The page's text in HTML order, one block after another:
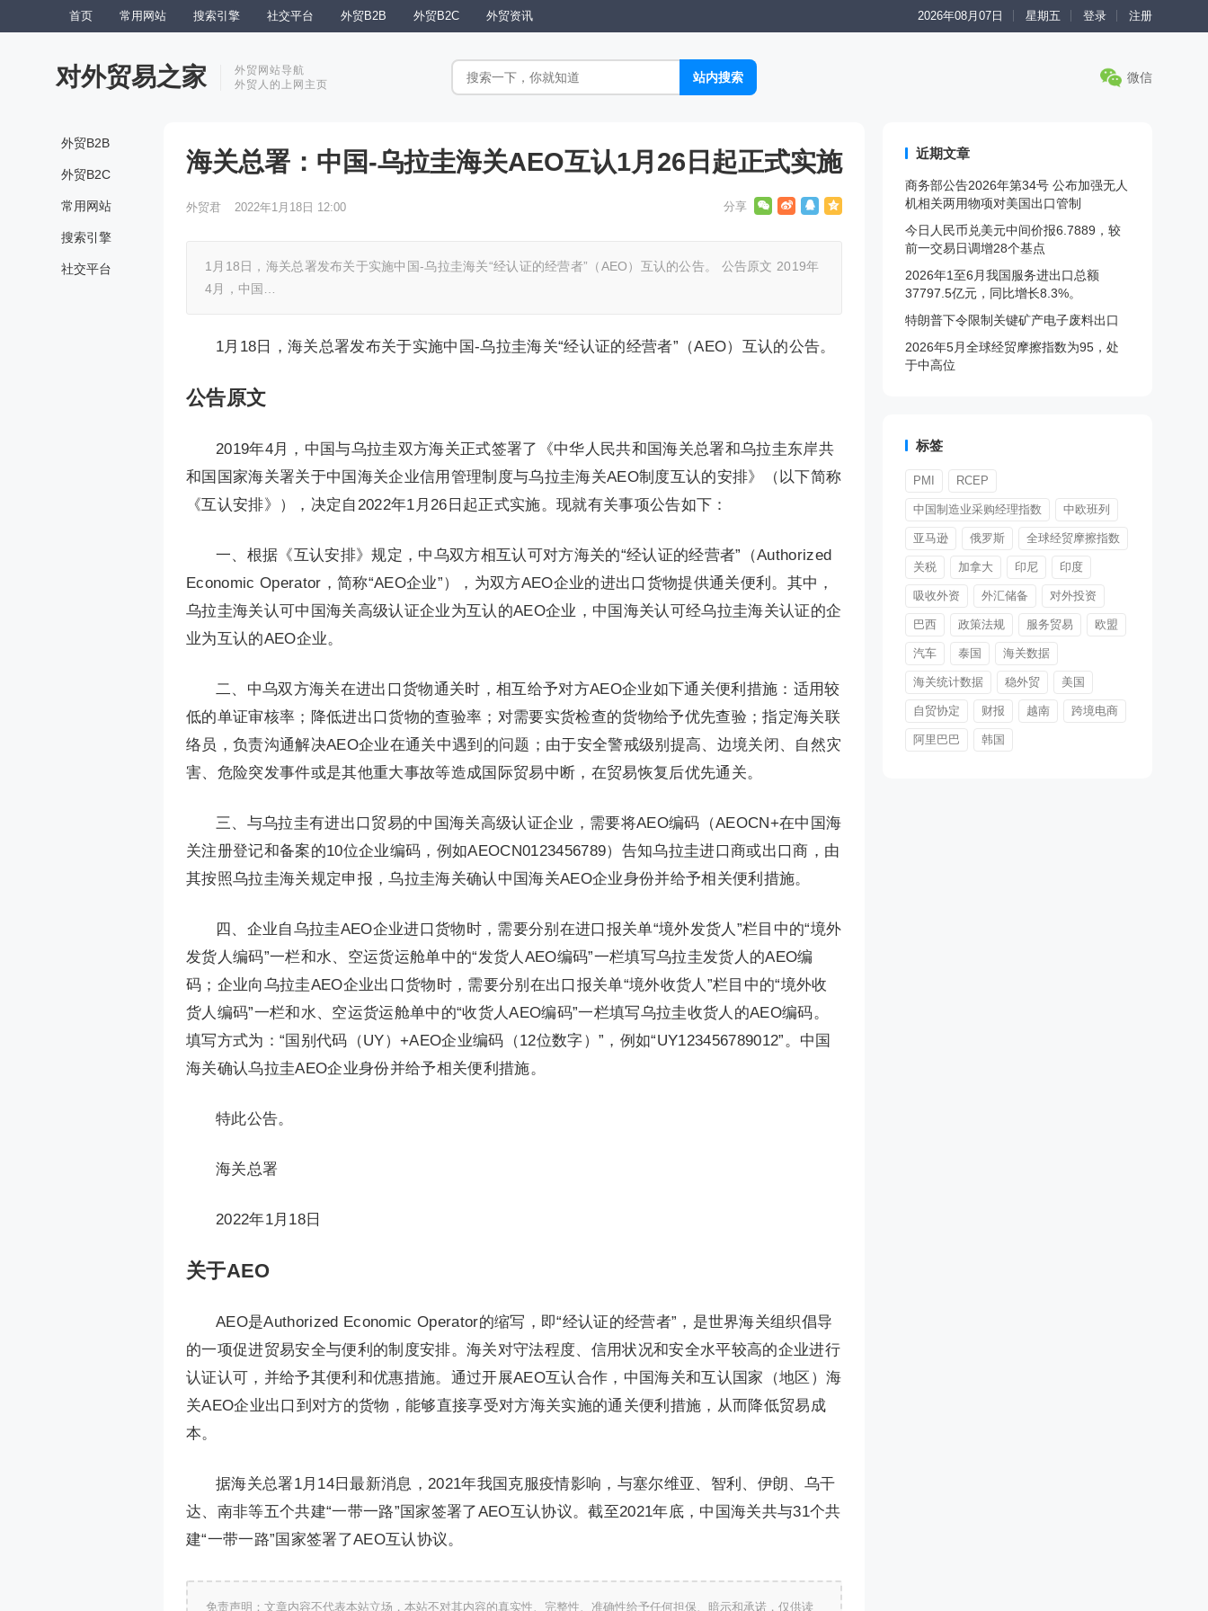
首页 常用网站 搜索引擎 社交平台 外贸B2B 外贸B2C 外贸资讯 2026年08月07日 星期五 登录 注册
对外贸易之家
外贸网站导航
外贸人的上网主页
微信
外贸B2B
外贸B2C
常用网站
搜索引擎
社交平台
海关总署：中国-乌拉圭海关AEO互认1月26日起正式实施
外贸君 2022年1月18日 12:00
1月18日，海关总署发布关于实施中国-乌拉圭海关“经认证的经营者”（AEO）互认的公告。 公告原文 2019年
4月，中国…
1月18日，海关总署发布关于实施中国-乌拉圭海关“经认证的经营者”（AEO）互认的公告。
公告原文
2019年4月，中国与乌拉圭双方海关正式签署了《中华人民共和国海关总署和乌拉圭东岸共
和国国家海关署关于中国海关企业信用管理制度与乌拉圭海关AEO制度互认的安排》（以下简称
《互认安排》），决定自2022年1月26日起正式实施。现就有关事项公告如下：
一、根据《互认安排》规定，中乌双方相互认可对方海关的“经认证的经营者”（Authorized
Economic Operator，简称“AEO企业”），为双方AEO企业的进出口货物提供通关便利。其中，
乌拉圭海关认可中国海关高级认证企业为互认的AEO企业，中国海关认可经乌拉圭海关认证的企
业为互认的AEO企业。
二、中乌双方海关在进出口货物通关时，相互给予对方AEO企业如下通关便利措施：适用较
低的单证审核率；降低进出口货物的查验率；对需要实货检查的货物给予优先查验；指定海关联
络员，负责沟通解决AEO企业在通关中遇到的问题；由于安全警戒级别提高、边境关闭、自然灾
害、危险突发事件或是其他重大事故等造成国际贸易中断，在贸易恢复后优先通关。
三、与乌拉圭有进出口贸易的中国海关高级认证企业，需要将AEO编码（AEOCN+在中国海
关注册登记和备案的10位企业编码，例如AEOCN0123456789）告知乌拉圭进口商或出口商，由
其按照乌拉圭海关规定申报，乌拉圭海关确认中国海关AEO企业身份并给予相关便利措施。
四、企业自乌拉圭AEO企业进口货物时，需要分别在进口报关单“境外发货人”栏目中的“境外
发货人编码”一栏和水、空运货运舱单中的“发货人AEO编码”一栏填写乌拉圭发货人的AEO编
码；企业向乌拉圭AEO企业出口货物时，需要分别在出口报关单“境外收货人”栏目中的“境外收
货人编码”一栏和水、空运货运舱单中的“收货人AEO编码”一栏填写乌拉圭收货人的AEO编码。
填写方式为：“国别代码（UY）+AEO企业编码（12位数字）”，例如“UY123456789012”。中国
海关确认乌拉圭AEO企业身份并给予相关便利措施。
特此公告。
海关总署
2022年1月18日
关于AEO
AEO是Authorized Economic Operator的缩写，即“经认证的经营者”，是世界海关组织倡导
的一项促进贸易安全与便利的制度安排。海关对守法程度、信用状况和安全水平较高的企业进行
认证认可，并给予其便利和优惠措施。通过开展AEO互认合作，中国海关和互认国家（地区）海
关AEO企业出口到对方的货物，能够直接享受对方海关实施的通关便利措施，从而降低贸易成
本。
据海关总署1月14日最新消息，2021年我国克服疫情影响，与塞尔维亚、智利、伊朗、乌干
达、南非等五个共建“一带一路”国家签署了AEO互认协议。截至2021年底，中国海关共与31个共
建“一带一路”国家签署了AEO互认协议。
免责声明：文章内容不代表本站立场，本站不对其内容的真实性、完整性、准确性给予任何担保、暗示和承诺，仅供读
近期文章
商务部公告2026年第34号 公布加强无人
机相关两用物项对美国出口管制
今日人民币兑美元中间价报6.7889，较
前一交易日调增28个基点
2026年1至6月我国服务进出口总额
37797.5亿元，同比增长8.3%。
特朗普下令限制关键矿产电子废料出口
2026年5月全球经贸摩擦指数为95，处
于中高位
标签
PMI RCEP
中国制造业采购经理指数 中欧班列
亚马逊 俄罗斯 全球经贸摩擦指数
关税 加拿大 印尼 印度
吸收外资 外汇储备 对外投资
巴西 政策法规 服务贸易 欧盟
汽车 泰国 海关数据
海关统计数据 稳外贸 美国
自贸协定 财报 越南 跨境电商
阿里巴巴 韩国